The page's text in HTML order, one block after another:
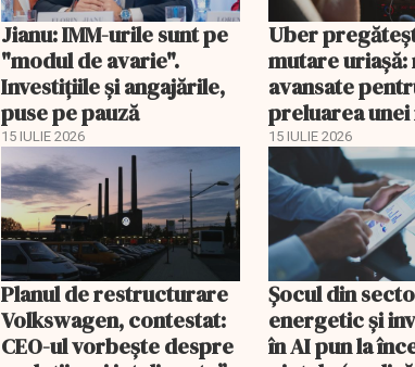
Jianu: IMM-urile sunt pe
"modul de avarie".
Investițiile și angajările,
puse pe pauză
15 IULIE 2026
Uber
mutare
avansate
preluarea
platforme de
15 IULIE 2026
Planul de restructurare
Volkswagen, contestat:
CEO-ul vorbește despre
Șocul din
energetic și
în AI pun la